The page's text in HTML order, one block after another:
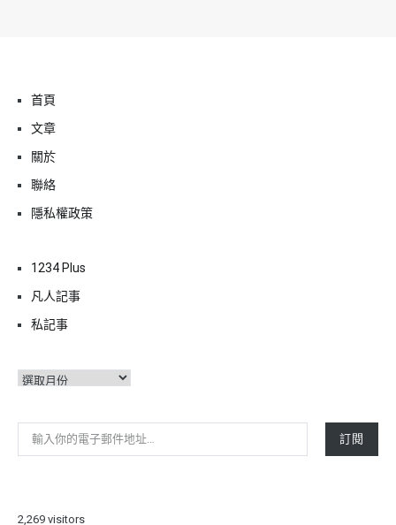
首頁
文章
關於
聯絡
隱私權政策
1234 Plus
凡人記事
私記事
彙
輸入你的電子郵件地址…
訂閱
2,269 visitors